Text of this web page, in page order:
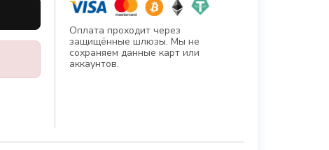
Оплата проходит через
защищённые шлюзы. Мы не
сохраняем данные карт или
аккаунтов.